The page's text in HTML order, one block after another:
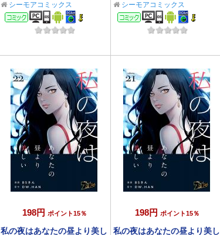
シーモアコミックス
コミック
シーモアコミックス
コミック
198円 ポイント15％
私の夜はあなたの昼より美し
198円 ポイント15％
私の夜はあなたの昼より美し